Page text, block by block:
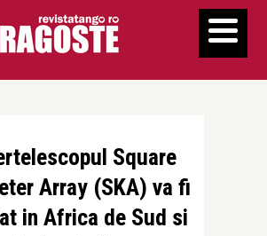
Square
Array (SKA) va fi
in Africa de Sud si